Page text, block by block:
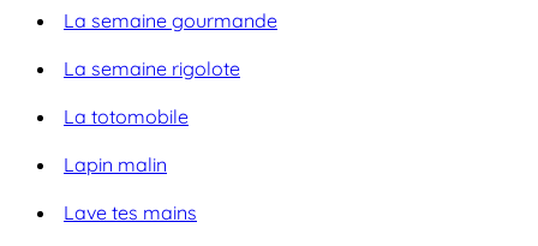
La semaine gourmande
La semaine rigolote
La totomobile
Lapin malin
Lave tes mains